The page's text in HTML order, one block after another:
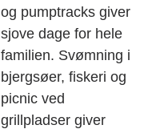
og pumptracks giver
sjove dage for hele
familien. Svømning i
bjergsøer, fiskeri og
picnic ved
grillpladser giver